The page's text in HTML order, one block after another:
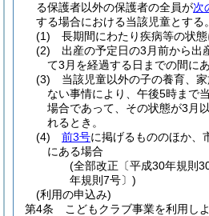
る保護者以外の保護者の全員が次
する場合における当該児童とする。
(1)
長期間にわたり疾病等の状
(2)
出産の予定日の3月前から出
て3月を経過する日までの間に
(3)
当該児童以外の子の養育、
ない事情により、午後5時まで
場合であって、その状態が3月
れるとき。
(4)
前3号に掲げるもののほか、
にある場合
(全部改正〔平成30年規則
年規則7号〕)
(利用の申込み)
第4条
こどもクラブ事業を利用し